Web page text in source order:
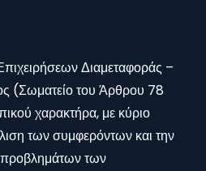
Διαμεταφοράς –
(Σωματείο του Άρθρου 78
χαρακτήρα, με κύριο
των συμφερόντων και την
των